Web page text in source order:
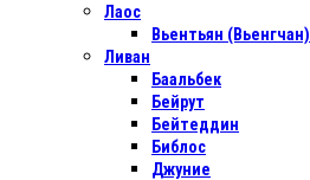
Лаос
Вьентьян (Вьенгчан)
Ливан
Баальбек
Бейрут
Бейтеддин
Библос
Джуние